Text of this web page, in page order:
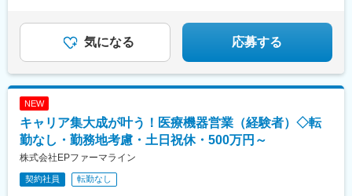
万円／42歳（入社4年） 920万円／45歳（入社6年） ※諸手当含む
気になる 応募する
NEW
キャリア集大成が叶う！医療機器営業（経験者）◇転
勤なし・勤務地考慮・土日祝休・500万円～
株式会社EPファーマライン
契約社員 転勤なし